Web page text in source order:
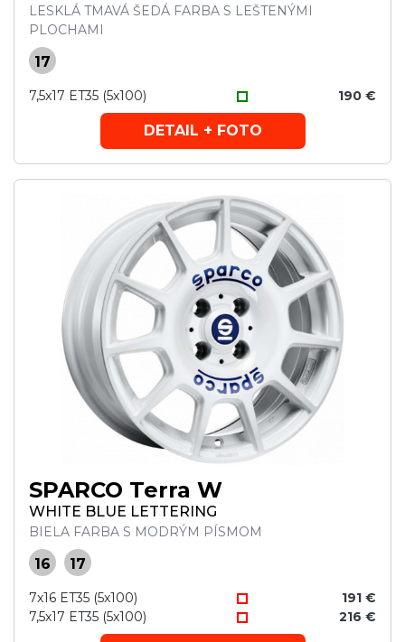
LESKLÁ TMAVÁ ŠEDÁ FARBA S LEŠTENÝMI
PLOCHAMI
17
7,5x17 ET35 (5x100) 190 €
DETAIL + FOTO
SPARCO Terra W
WHITE BLUE LETTERING
BIELA FARBA S MODRÝM PÍSMOM
16 17
7x16 ET35 (5x100)
191 €
7,5x17 ET35 (5x100)
216 €